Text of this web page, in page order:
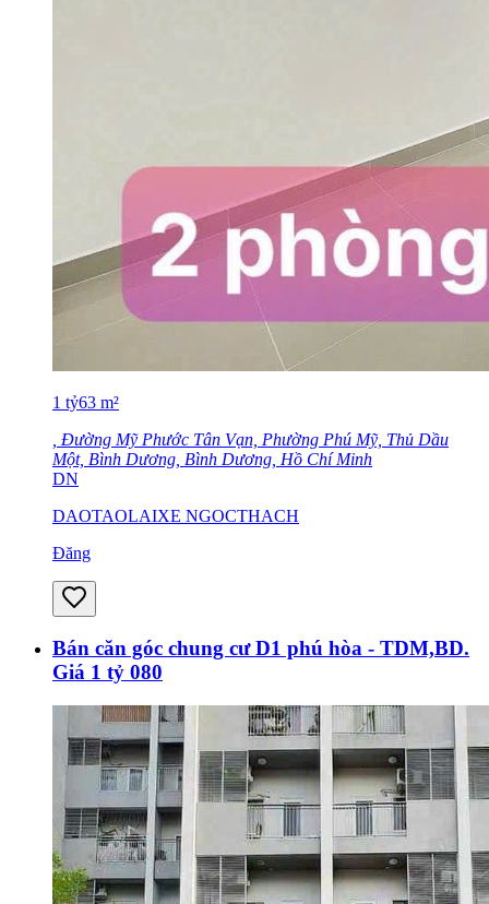
1 tỷ63 m²
, Đường Mỹ Phước Tân Vạn, Phường Phú Mỹ, Thủ Dầu
Một, Bình Dương, Bình Dương, Hồ Chí Minh
DN
DAOTAOLAIXE NGOCTHACH
Đăng
Bán căn góc chung cư D1 phú hòa - TDM,BD.
Giá 1 tỷ 080